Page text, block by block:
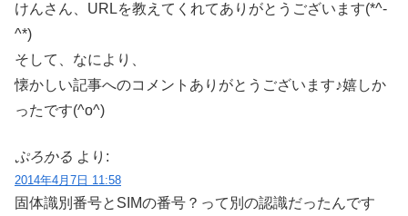
けんさん、URLを教えてくれてありがとうございます(*^-
^*)
そして、なにより、
懐かしい記事へのコメントありがとうございます♪嬉しか
ったです(^o^)
ぷろかる より:
2014年4月7日 11:58
固体識別番号とSIMの番号？って別の認識だったんです